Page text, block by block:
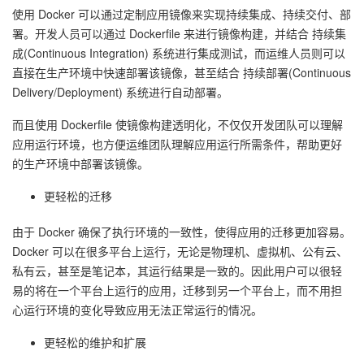
使用 Docker 可以通过定制应用镜像来实现持续集成、持续交付、部
署。开发人员可以通过 Dockerfile 来进行镜像构建，并结合 持续集
成(Continuous Integration) 系统进行集成测试，而运维人员则可以
直接在生产环境中快速部署该镜像，甚至结合 持续部署(Continuous
Delivery/Deployment) 系统进行自动部署。
而且使用 Dockerfile 使镜像构建透明化，不仅仅开发团队可以理解
应用运行环境，也方便运维团队理解应用运行所需条件，帮助更好
的生产环境中部署该镜像。
更轻松的迁移
由于 Docker 确保了执行环境的一致性，使得应用的迁移更加容易。
Docker 可以在很多平台上运行，无论是物理机、虚拟机、公有云、
私有云，甚至是笔记本，其运行结果是一致的。因此用户可以很轻
易的将在一个平台上运行的应用，迁移到另一个平台上，而不用担
心运行环境的变化导致应用无法正常运行的情况。
更轻松的维护和扩展